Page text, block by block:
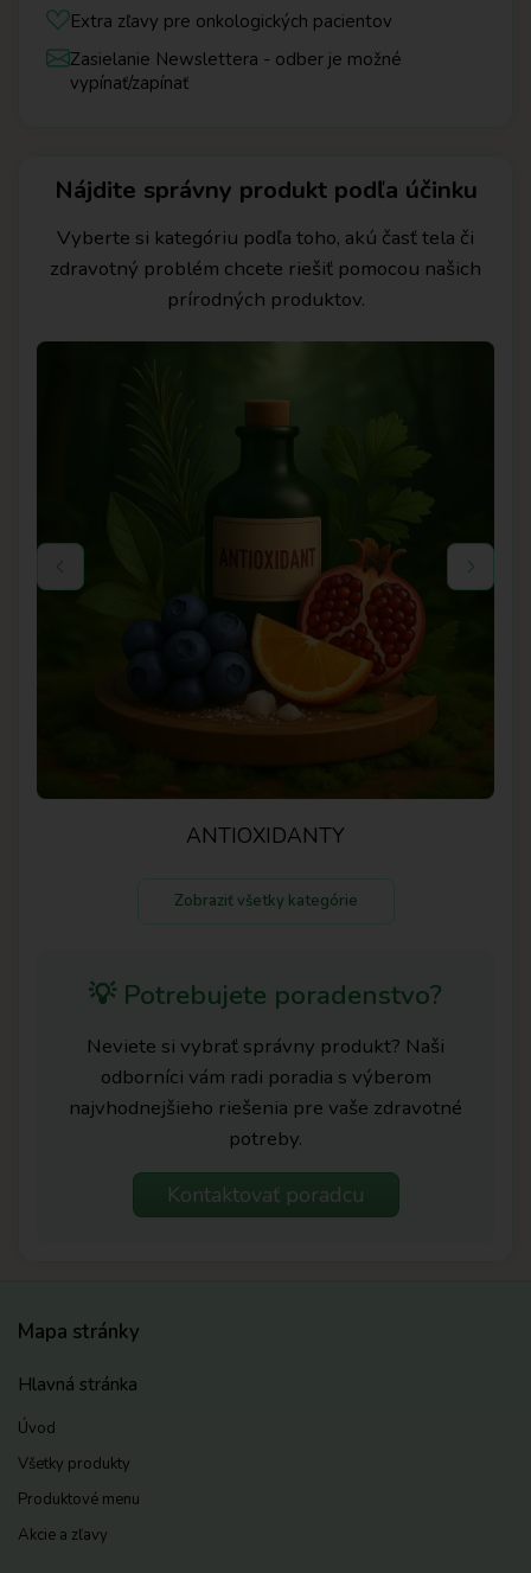
Extra zľavy pre onkologických pacientov
Zasielanie Newslettera - odber je možné
vypínať/zapínať
Nájdite správny produkt podľa účinku
Vyberte si kategóriu podľa toho, akú časť tela či
zdravotný problém chcete riešiť pomocou našich
prírodných produktov.
ANTIOXIDANTY
Zobraziť všetky kategórie
💡 Potrebujete poradenstvo?
Neviete si vybrať správny produkt? Naši
odborníci vám radi poradia s výberom
najvhodnejšieho riešenia pre vaše zdravotné
potreby.
Kontaktovať poradcu
Mapa stránky
Hlavná stránka
Úvod
Všetky produkty
Produktové menu
Akcie a zľavy